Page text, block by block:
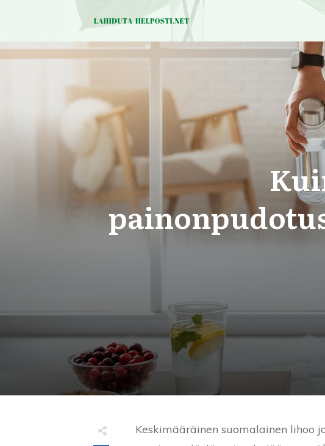
Keskimääräinen suomalainen lihoo